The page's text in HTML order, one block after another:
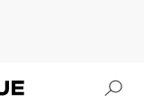
Soundvenue